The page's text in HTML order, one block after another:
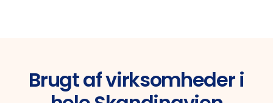
Brugt af virksomheder i